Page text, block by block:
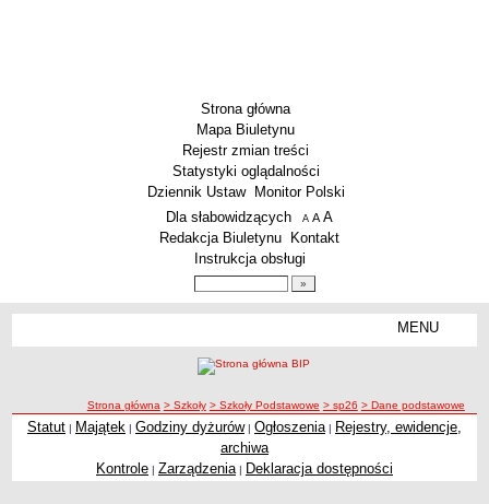
Strona główna
Mapa Biuletynu
Rejestr zmian treści
Statystyki oglądalności
Dziennik Ustaw
Monitor Polski
Menu dodatkowe
Dla słabowidzących A pomniejsz czcionkę
A standardowy rozmiar czcionki
A
Redakcja Biuletynu
Kontakt
Instrukcja obsługi
MENU
Zespoły Szkół
Techniczne Zakłady Naukowe
ścieżka nawigacji
Strona główna > Szkoły > Szkoły Podstawowe > sp26 > Dane podstawowe
Statut | Majątek | Godziny dyżurów| Ogłoszenia | Rejestry, ewidencje,
archiwa
Kontrole | Zarządzenia | Deklaracja dostępności